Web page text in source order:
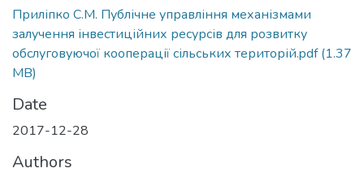
Приліпко С.М. Публічне управління механізмами
залучення інвестиційних ресурсів для розвитку
обслуговуючої кооперації сільських територій.pdf (1.37
MB)
Date
2017-12-28
Authors